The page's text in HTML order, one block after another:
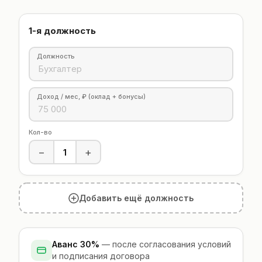
Инженер
1-я должность
Должность
Доход / мес, ₽ (оклад + бонусы)
Кол-во
− +
Добавить ещё должность
Аванс 30% — после согласования условий
и подписания договора